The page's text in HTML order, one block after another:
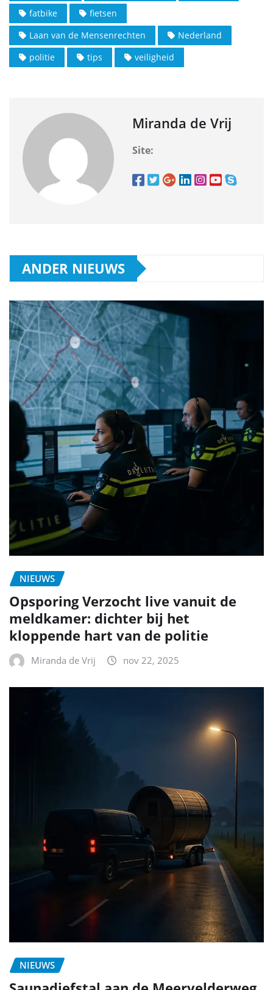
fatbike
fietsen
Laan van de Mensenrechten
Nederland
politie
tips veiligheid
Miranda de Vrij
Site:
ANDER NIEUWS
NIEUWS
Opsporing Verzocht live vanuit de
meldkamer: dichter bij het
kloppende hart van de politie
Miranda de Vrij nov 22, 2025
NIEUWS